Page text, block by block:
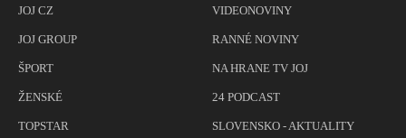
JOJ CZ
JOJ GROUP
ŠPORT
ŽENSKÉ
TOPSTAR
VIDEONOVINY
RANNÉ NOVINY
NA HRANE TV JOJ
24 PODCAST
SLOVENSKO - AKTUALITY